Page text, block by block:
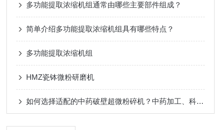
多功能提取浓缩机组通常由哪些主要部件组成？
简单介绍多功能提取浓缩机组具有哪些特点？
多功能提取浓缩机组
HMZ瓷钵微粉研磨机
如何选择适配的中药破壁超微粉碎机？中药加工、科研实验、制药生产全场景选购指南